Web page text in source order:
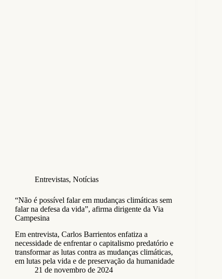
Entrevistas, Notícias
“Não é possível falar em mudanças climáticas sem
falar na defesa da vida”, afirma dirigente da Via
Campesina
Em entrevista, Carlos Barrientos enfatiza a
necessidade de enfrentar o capitalismo predatório e
transformar as lutas contra as mudanças climáticas,
em lutas pela vida e de preservação da humanidade
21 de novembro de 2024